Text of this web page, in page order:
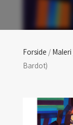
Forside / Maleri
Bardot)